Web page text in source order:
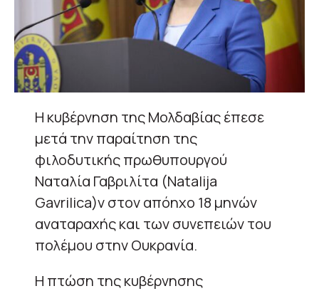
Η κυβέρνηση της Μολδαβίας έπεσε
μετά την παραίτηση της
φιλοδυτικής πρωθυπουργού
Ναταλία Γαβριλίτα (Natalija
Gavrilica)ν στον απόηχο 18 μηνών
αναταραχής και των συνεπειών του
πολέμου στην Ουκρανία.
Η πτώση της κυβέρνησης